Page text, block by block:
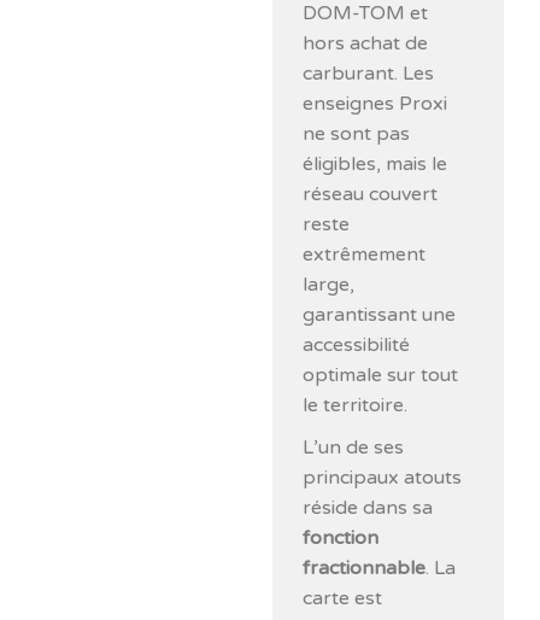
DOM-TOM et
hors achat de
carburant. Les
enseignes Proxi
ne sont pas
éligibles, mais le
réseau couvert
reste
extrêmement
large,
garantissant une
accessibilité
optimale sur tout
le territoire.
L’un de ses
principaux atouts
réside dans sa
fonction
fractionnable. La
carte est